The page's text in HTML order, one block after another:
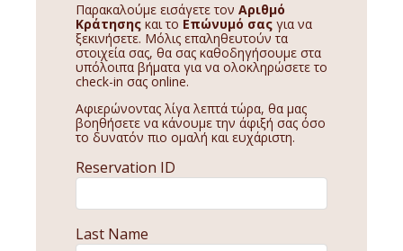
Παρακαλούμε εισάγετε τον Αριθμό
Κράτησηςκαι το Επώνυμό σας για να
ξεκινήσετε. Μόλις επαληθευτούν τα
στοιχεία σας, θα σας καθοδηγήσουμε στα
υπόλοιπα βήματα για να ολοκληρώσετε το
check-in σας online.
Αφιερώνοντας λίγα λεπτά τώρα, θα μας
βοηθήσετε να κάνουμε την άφιξή σας όσο
το δυνατόν πιο ομαλή και ευχάριστη.
Reservation ID
Last Name